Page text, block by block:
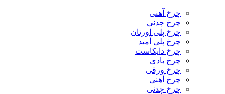
چرخ آهنی
چرخ چدنی
چرخ پلی اورتان
چرخ پلی آمید
چرخ دایکاست
چرخ بادی
چرخ ورقی
چرخ آهنی
چرخ چدنی